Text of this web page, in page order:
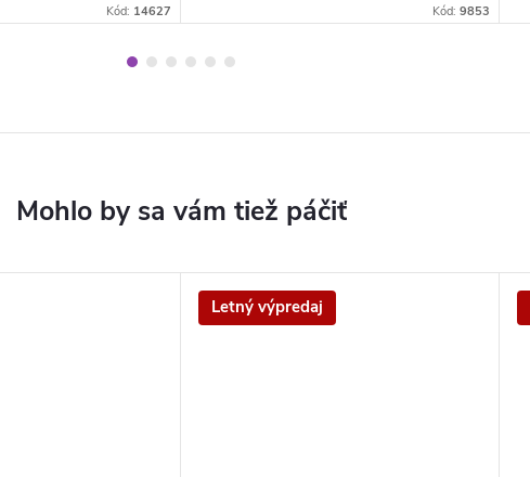
Kód: 14627 Kód: 9853
Letný výpredaj